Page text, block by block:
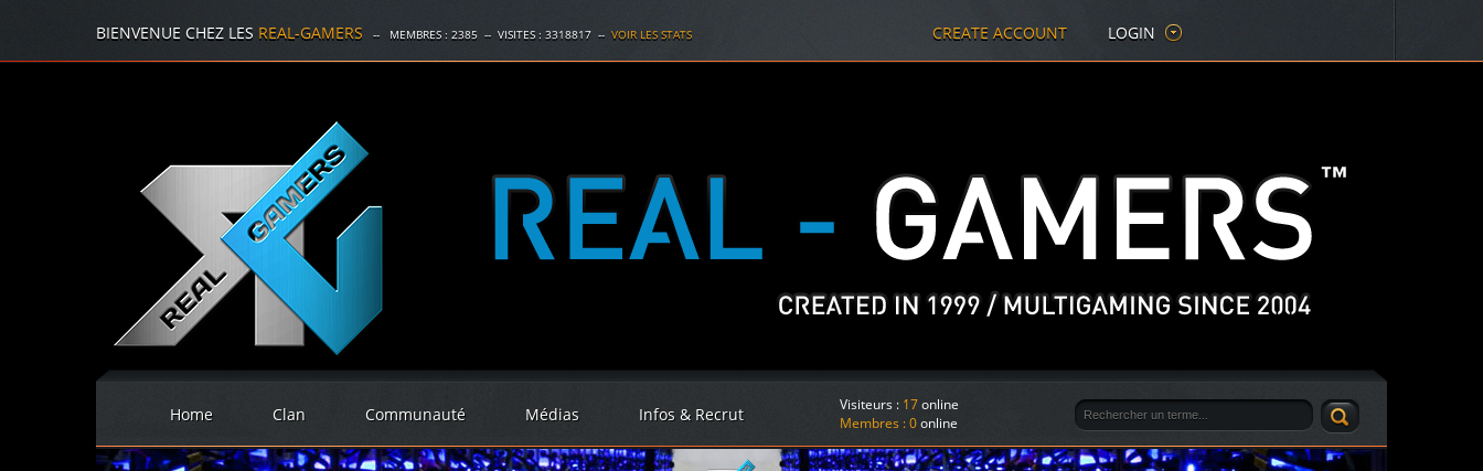
BIENVENUE CHEZ LES REAL-GAMERS -- MEMBRES : 2385 -- VISITES : 3318817 -- VOIR LES STATS CREATE ACCOUNT LOGIN
Home Clan Communauté Médias Infos & Recrut Visiteurs : 17online
Membres :0online